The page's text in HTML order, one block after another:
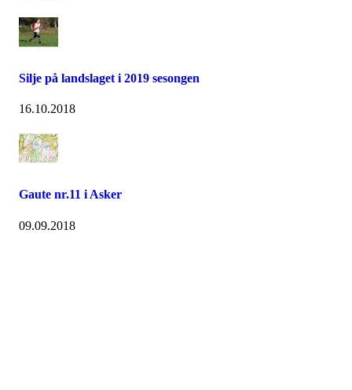
Silje på landslaget i 2019 sesongen
16.10.2018
Gaute nr.11 i Asker
09.09.2018